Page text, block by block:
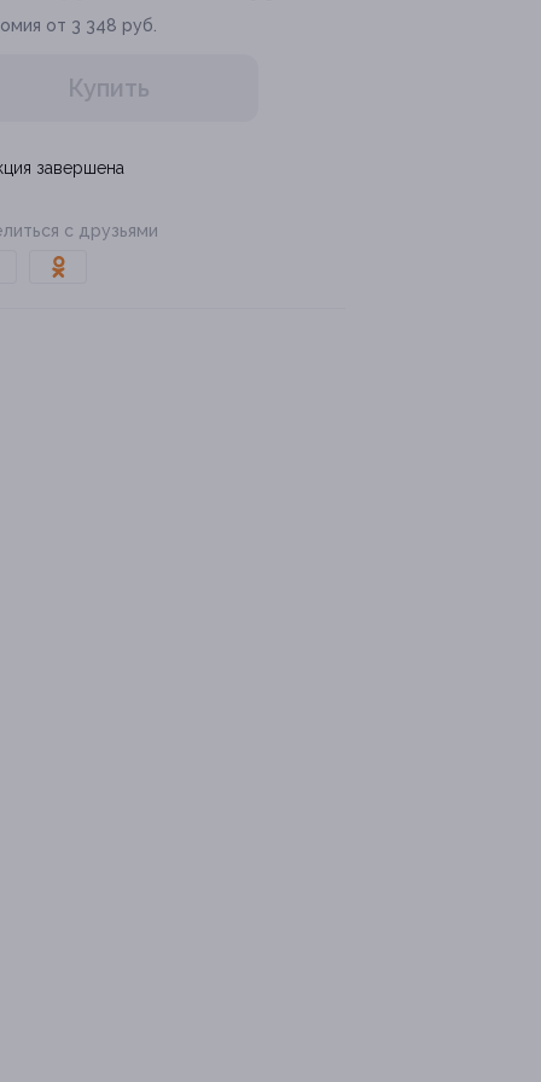
от 3 348 руб.
Купить
завершена
с друзьями